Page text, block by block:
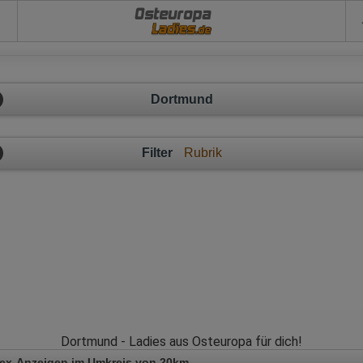
Osteuropa
Dortmund
Filter Rubrik
Dortmund - Ladies aus Osteuropa für dich!